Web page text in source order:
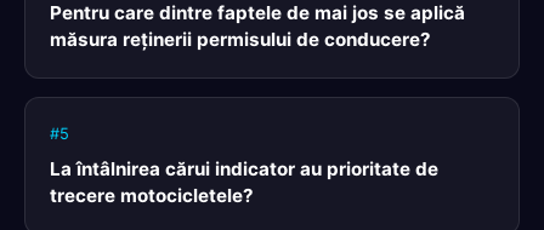
Pentru care dintre faptele de mai jos se aplică
măsura reţinerii permisului de conducere?
#5
La întâlnirea cărui indicator au prioritate de
trecere motocicletele?